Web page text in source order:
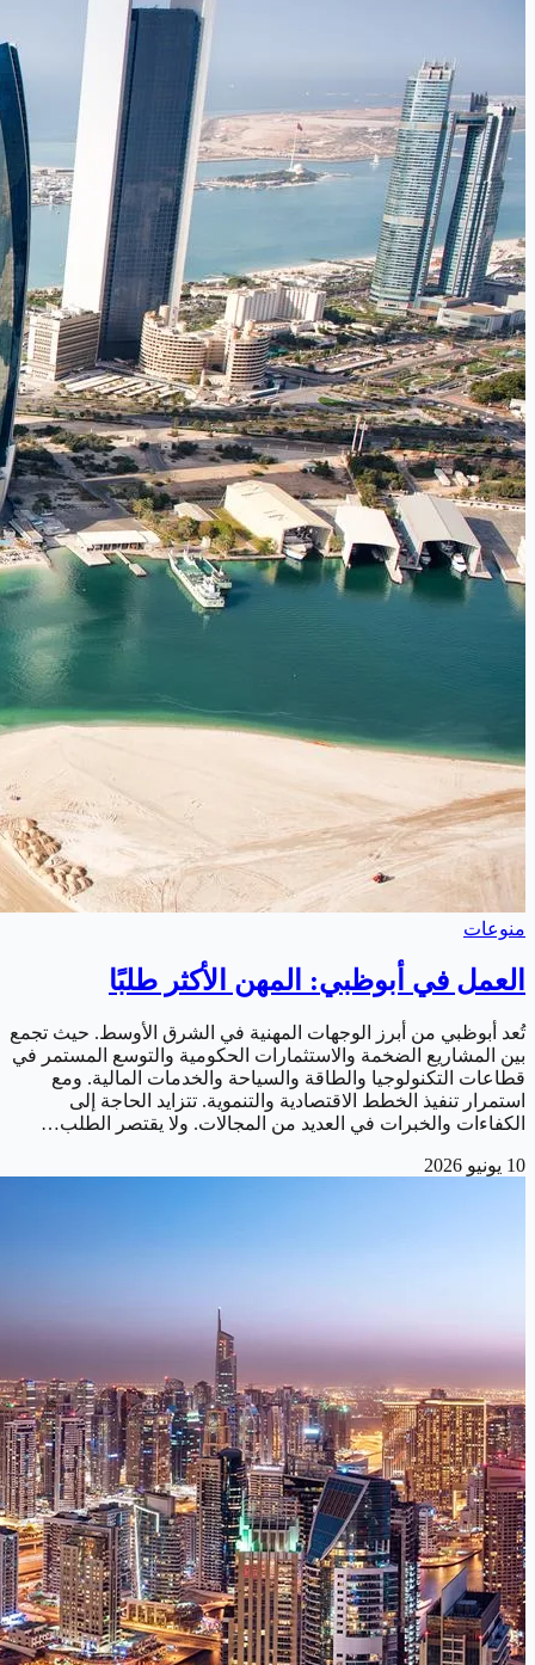
منوعات
العمل في أبوظبي: المهن الأكثر طلبًا
تُعد أبوظبي من أبرز الوجهات المهنية في الشرق الأوسط. حيث تجمع
بين المشاريع الضخمة والاستثمارات الحكومية والتوسع المستمر في
قطاعات التكنولوجيا والطاقة والسياحة والخدمات المالية. ومع
استمرار تنفيذ الخطط الاقتصادية والتنموية. تتزايد الحاجة إلى
الكفاءات والخبرات في العديد من المجالات. ولا يقتصر الطلب…
10 يونيو 2026